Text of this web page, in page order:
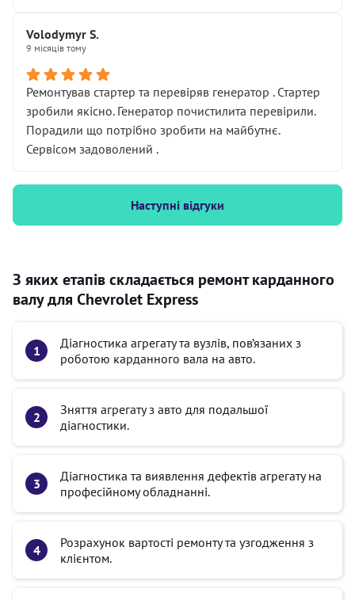
Volodymyr S.
9 місяців тому
Ремонтував стартер та перевіряв генератор . Стартер
зробили якісно. Генератор почистилита перевірили.
Порадили що потрібно зробити на майбутнє.
Сервісом задоволений .
Наступні відгуки
З яких етапів складається ремонт карданного
валу для Chevrolet Express
Діагностика агрегату та вузлів, пов’язаних з
роботою карданного вала на авто.
Зняття агрегату з авто для подальшої
діагностики.
Діагностика та виявлення дефектів агрегату на
професійному обладнанні.
Розрахунок вартості ремонту та узгодження з
клієнтом.